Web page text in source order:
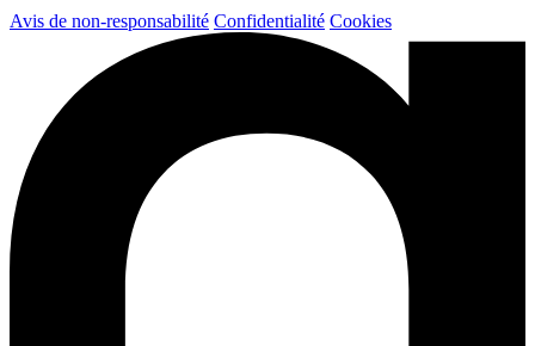
Avis de non-responsabilité Confidentialité Cookies